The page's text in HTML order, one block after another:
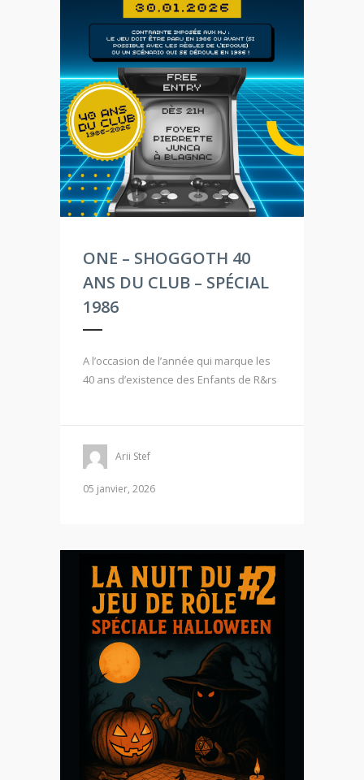
ONE – SHOGGOTH 40
ANS DU CLUB – SPÉCIAL
1986
A l’occasion de l’année qui marque les
40 ans d’existence des Enfants de R&rs
Arii Stef
05 janvier, 2026